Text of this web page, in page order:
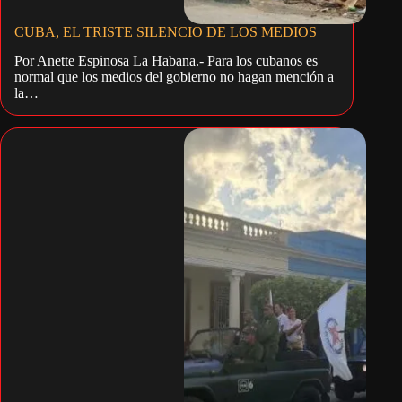
CUBA, EL TRISTE SILENCIO DE LOS MEDIOS
Por Anette Espinosa La Habana.- Para los cubanos es
normal que los medios del gobierno no hagan mención a
la…